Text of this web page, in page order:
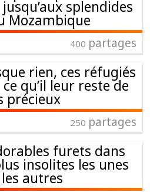
splendides
Mozambique
400 partages
rien, ces réfugiés
qu’il leur reste de
précieux
250 partages
furets dans
insolites les unes
autres